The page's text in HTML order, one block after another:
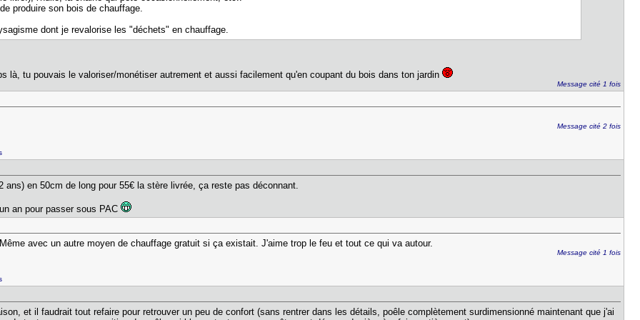
produire son bois de chauffage.
dont je revalorise les "déchets" en chauffage.
là, tu pouvais le valoriser/monétiser autrement et aussi facilement qu'en coupant du bois dans ton jardin
Message cité 1 fois
Message cité 2 fois
ans) en 50cm de long pour 55€ la stère livrée, ça reste pas déconnant.
an pour passer sous PAC
avec un autre moyen de chauffage gratuit si ça existait. J'aime trop le feu et tout ce qui va autour.
Message cité 1 fois
et il faudrait tout refaire pour retrouver un peu de confort (sans rentrer dans les détails, poêle complètement surdimensionné maintenant que j'ai